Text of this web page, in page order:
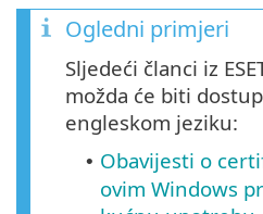
Ogledni primjeri
Sljedeći članci iz
možda će biti
engleskom jeziku:
• Obavijesti o
ovim Windows